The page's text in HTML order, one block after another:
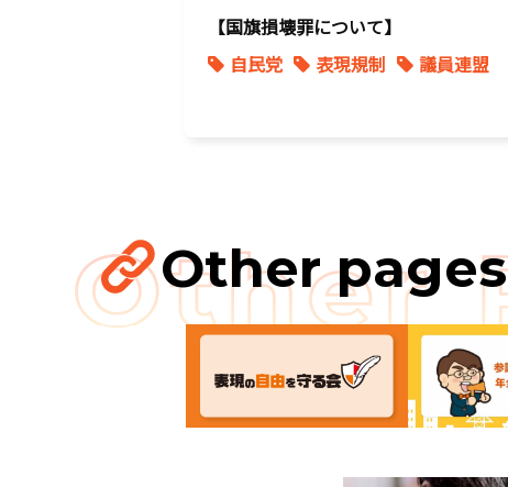
【国旗損壊罪について】
自民党
表現規制 議員連盟
Other pages